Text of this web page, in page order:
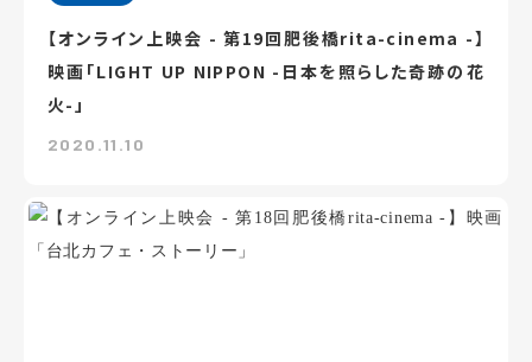
【オンライン上映会 - 第19回肥後橋rita-cinema -】
映画「LIGHT UP NIPPON -日本を照らした奇跡の花
火-」
2020.11.10